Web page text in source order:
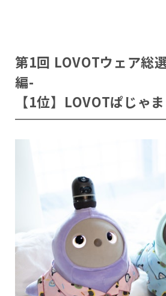
第1回 LOVOTウェア総
編-
【1位】LOVOTぱじゃ